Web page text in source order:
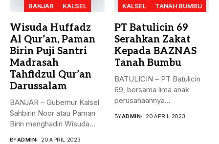
BANJAR KALSEL
Wisuda Huffadz
Al Qur’an, Paman
Birin Puji Santri
Madrasah
Tahfidzul Qur’an
Darussalam
BANJAR – Gubernur Kalsel
Sahbirin Noor atau Paman
Birin menghadiri Wisuda
BYADMIN 20 APRIL 2023
KALSEL TANAH BUMBU
PT Batulicin 69
Serahkan Zakat
Kepada BAZNAS
Tanah Bumbu
BATULICIN – PT Batulicin
69, bersama lima anak
perusahaannya
BYADMIN 20 APRIL 2023